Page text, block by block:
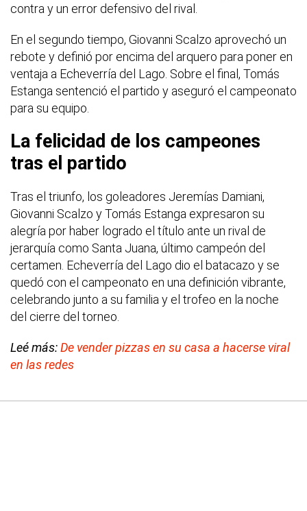
contra y un error defensivo del rival.
En el segundo tiempo, Giovanni Scalzo aprovechó un
rebote y definió por encima del arquero para poner en
ventaja a Echeverría del Lago. Sobre el final, Tomás
Estanga sentenció el partido y aseguró el campeonato
para su equipo.
La felicidad de los campeones
tras el partido
Tras el triunfo, los goleadores Jeremías Damiani,
Giovanni Scalzo y Tomás Estanga expresaron su
alegría por haber logrado el título ante un rival de
jerarquía como Santa Juana, último campeón del
certamen. Echeverría del Lago dio el batacazo y se
quedó con el campeonato en una definición vibrante,
celebrando junto a su familia y el trofeo en la noche
del cierre del torneo.
Leé más:De vender pizzas en su casa a hacerse viral
en las redes